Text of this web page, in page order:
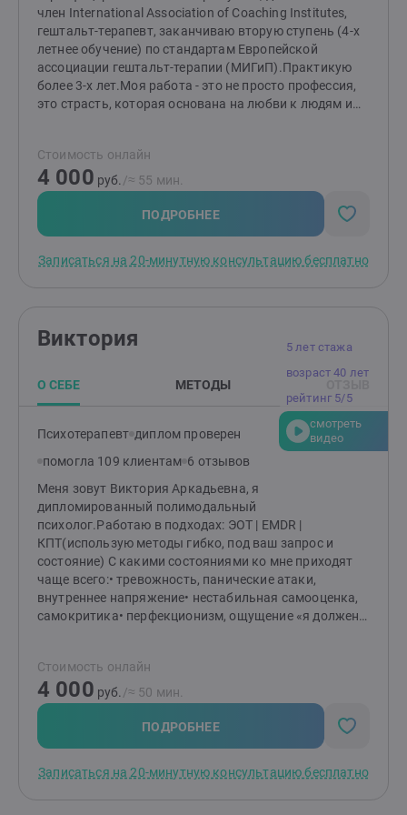
член International Association of Coaching Institutes,
гештальт-терапевт, заканчиваю вторую ступень (4-х
летнее обучение) по стандартам Европейской
ассоциации гештальт-терапии (МИГиП).Практикую
более 3-х лет.Моя работа - это не просто профессия,
это страсть, которая основана на любви к людям и
и 250 часов групповой терапии (стандартное
требование к членам ЕАГТ) подкрепляют мою
готовность и способность вас поддержать.Я
замужем, вместе с мужем мы 9 лет, у нас двое детей.
Есть опыт работы в американской компании Mars Inc
бизнеса в Туркменистане. Сейчас живу в США, штат
Стоимость онлайн
4 000 руб. /≈ 55 мин.
ПОДРОБНЕЕ
Записаться на 20-минутную консультацию бесплатно
5 лет стажа
возраст 40 лет
рейтинг 5/5
смотреть
видео
Виктория
О СЕБЕ МЕТОДЫ
Психотерапевт диплом проверен
помогла 109 клиентам 6 отзывов
Меня зовут Виктория Аркадьевна, я
дипломированный полимодальный
психолог.Работаю в подходах: ЭОТ | EMDR |
КПТ(использую методы гибко, под ваш запрос и
состояние) С какими состояниями ко мне приходят
чаще всего:• тревожность, панические атаки,
внутреннее напряжение• нестабильная самооценка,
самокритика• перфекционизм, ощущение «я должен /
невозможность расслабиться• хроническая
усталость от ответственности• сложности в близких
отношениях• страх отвержения, зависимость от
оценки• дефицит самоценности, нарциссическая
уязвимость, стыд Если вы узнаёте себя хотя бы в
сможете:- снизить тревогу и напряжение-
Стоимость онлайн
4 000 руб. /≈ 50 мин.
ПОДРОБНЕЕ
Записаться на 20-минутную консультацию бесплатно